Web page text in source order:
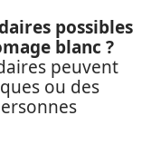
possibles
blanc ?
peuvent
ou des